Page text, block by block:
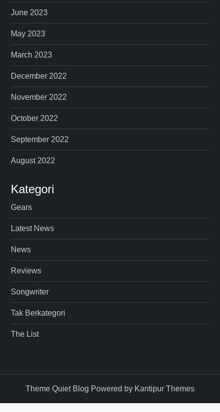
June 2023
May 2023
March 2023
December 2022
November 2022
October 2022
September 2022
August 2022
Kategori
Gears
Latest News
News
Reviews
Songwriter
Tak Berkategori
The List
Theme Quiet Blog Powered by Kantipur Themes